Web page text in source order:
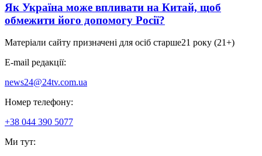
Як Україна може впливати на Китай, щоб
обмежити його допомогу Росії?
Матеріали сайту призначені для осіб старше21 року (21+)
E-mail редакції:
news24@24tv.com.ua
Номер телефону:
+38 044 390 5077
Ми тут: